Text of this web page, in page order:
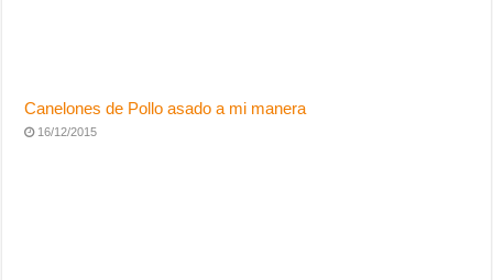
Canelones de Pollo asado a mi manera
16/12/2015